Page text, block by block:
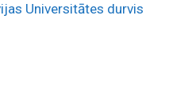
Universitātes durvis